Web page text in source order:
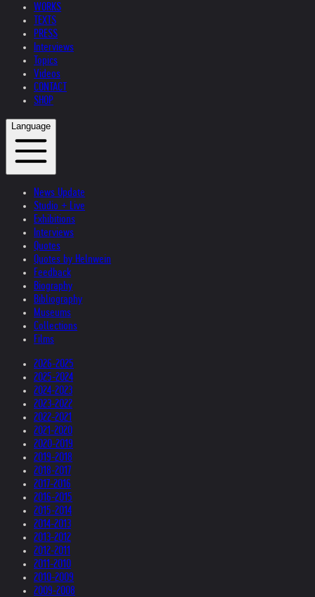
WORKS
TEXTS
PRESS
Interviews
Topics
Videos
CONTACT
SHOP
Language
News Update
Studio + Live
Exhibitions
Interviews
Quotes
Quotes by Helnwein
Feedback
Biography
Bibliography
Museums
Collections
Films
2026-2025
2025-2024
2024-2023
2023-2022
2022-2021
2021-2020
2020-2019
2019-2018
2018-2017
2017-2016
2016-2015
2015-2014
2014-2013
2013-2012
2012-2011
2011-2010
2010-2009
2009-2008